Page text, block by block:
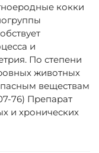
кокки
и
По степени
животных
веществам
76) Препарат
и хронических